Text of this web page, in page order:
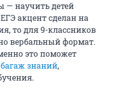
— научить детей
акцент сделан на
то для 9-классников
вербальный формат.
это поможет
знаний,